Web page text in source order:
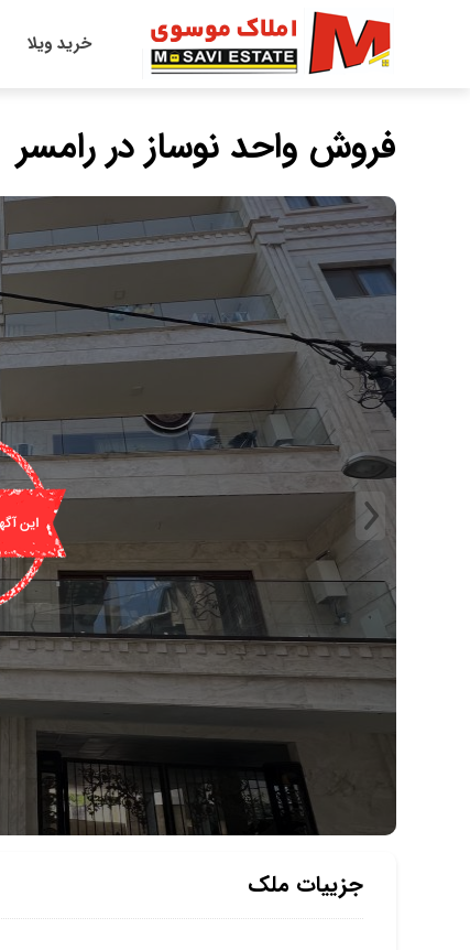
خرید ویلا
فروش واحد نوساز در رامسر
جزییات ملک